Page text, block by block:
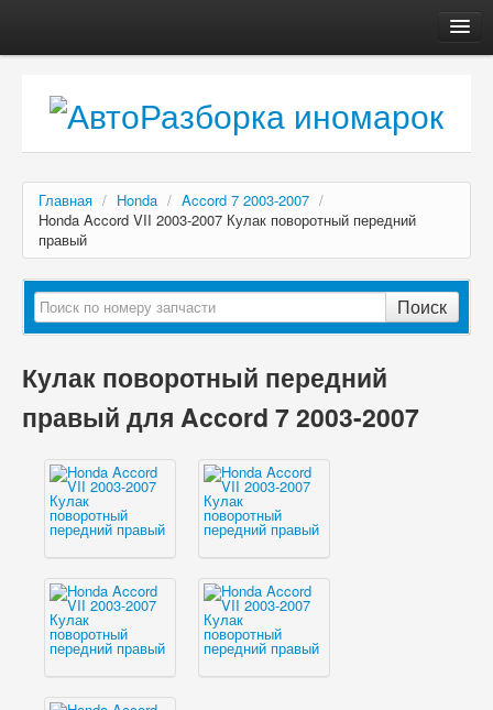
Автосервис
Как купить
Контакты
Главная / Honda / Accord 7 2003-2007 /
Honda Accord VII 2003-2007 Кулак поворотный передний
правый
Поиск
Кулак поворотный передний
правый для Accord 7 2003-2007